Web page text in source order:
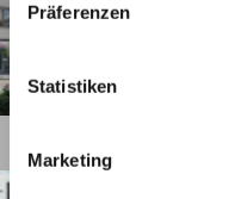
Präferenzen
Statistiken
Marketing